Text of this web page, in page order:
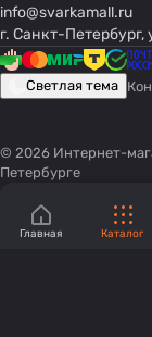
info@svarkamall.ru
г. Санкт-
Светлая тема
© 2026 Интернет-
Петербурге
Главная Каталог